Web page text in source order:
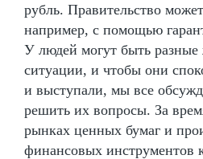
рубль. Правительство
например, с помощью
У людей могут быть
ситуации, и чтобы они
и выступали, мы все
решить их вопросы. За
рынках ценных бумаг и
финансовых инструментов